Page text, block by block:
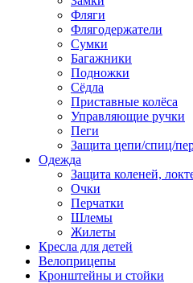
Фляги
Флягодержатели
Сумки
Багажники
Подножки
Сёдла
Приставные колёса
Управляющие ручки
Пеги
Защита цепи/спиц/
Одежда
Защита коленей,
Очки
Перчатки
Шлемы
Жилеты
Кресла для детей
Велоприцепы
Кронштейны и стойки